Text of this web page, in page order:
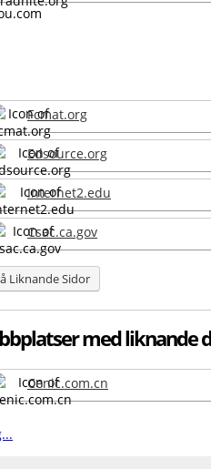
Fcmat.org
Edsource.org
Internet2.edu
Csac.ca.gov
Liknande Sidor
med liknande
Cenic.com.cn